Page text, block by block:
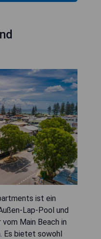
ist ein
Lap-Pool und
Main Beach in
Es bietet sowohl